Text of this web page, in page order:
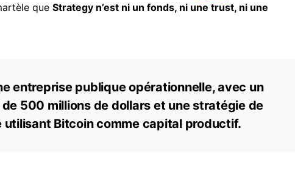
que Strategy n’est ni un fonds, ni une trust, ni une
entreprise publique opérationnelle, avec un
500 millions de dollars et une stratégie de
utilisant Bitcoin comme capital productif.